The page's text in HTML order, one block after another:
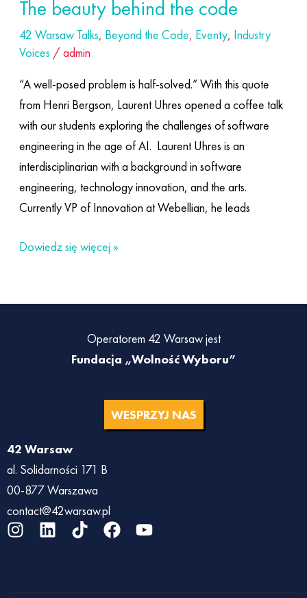
The beauty behind the code
42 Warsaw Talks, Beyond the Code, Eventy, Industry
Voices /admin
“A well-posed problem is half-solved.” With this quote
from Henri Bergson, Laurent Uhres opened a coffee talk
with our students exploring the challenges of software
engineering in the age of AI. ​ Laurent Uhres is an
interdisciplinarian with a background in software
engineering, technology innovation, and the arts.
Currently VP of Innovation at Webellian, he leads
Dowiedz się więcej »
Operatorem 42 Warsaw jest
Fundacja „Wolność Wyboru”
WESPRZYJ NAS
42 Warsaw
al. Solidarności 171 B
00-877 Warszawa
contact@42warsaw.pl
I L T
i
F
a
Y